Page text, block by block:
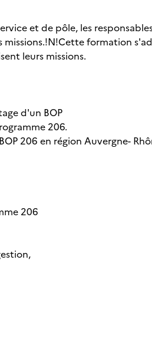
et de pôle, les
formation
leurs missions.
d'un BOP
206.
206 en région Auvergne-
206